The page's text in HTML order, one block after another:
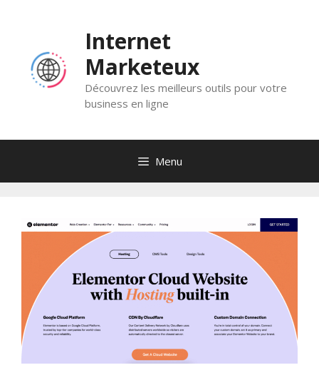
Internet
Marketeux
Découvrez les meilleurs outils pour votre
business en ligne
Menu